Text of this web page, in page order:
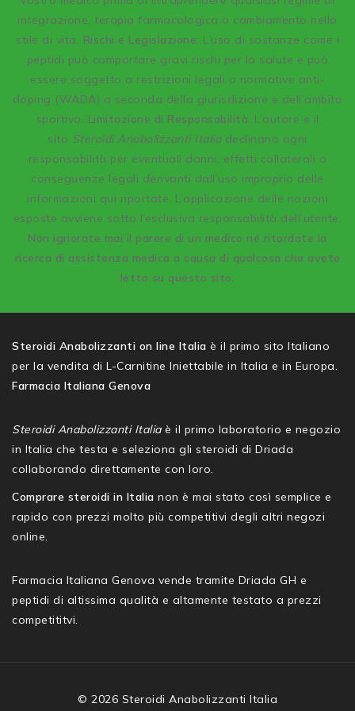
integrazione, terapia farmacologica o cambiamento nello
stile di vita. Rischi e Legislazione: L’uso di sostanze come i
peptidi può comportare gravi rischi per la salute e può
essere soggetto a restrizioni legali o normative anti-
doping (WADA) a seconda della giurisdizione e dell’ambito
sportivo. Limitazione di Responsabilità: L’autore e il
sito Steroidi Anabolizzanti Italiadeclinano ogni
responsabilità per eventuali danni, effetti collaterali o
conseguenze legali derivanti dall’uso improprio delle
informazioni qui riportate. L’applicazione delle nozioni
esposte avviene sotto l’esclusiva responsabilità dell’utente.
Non ignorate mai il parere di un medico né ritardate la
ricerca di assistenza medica a causa di qualcosa che avete
letto su questo sito.
Steroidi Anabolizzanti on line Italia è il primo sito Italiano
per la vendita di L-Carnitine Iniettabile in Italia e in Europa.
Farmacia Italiana Genova
Steroidi Anabolizzanti Italiaè il primo laboratorio e negozio
in Italia che testa e seleziona gli steroidi di Driada
collaborando direttamente con loro.
Comprare steroidi in Italia non è mai stato così semplice e
rapido con prezzi molto più competitivi degli altri negozi
online.
Farmacia Italiana Genova vende tramite Driada GH e
peptidi di altissima qualità e altamente testato a prezzi
competititvi.
© 2026 Steroidi Anabolizzanti Italia